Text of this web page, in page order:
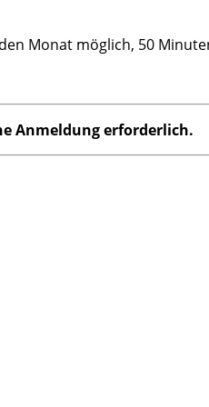
Monat möglich, 50
Anmeldung erforderlich.